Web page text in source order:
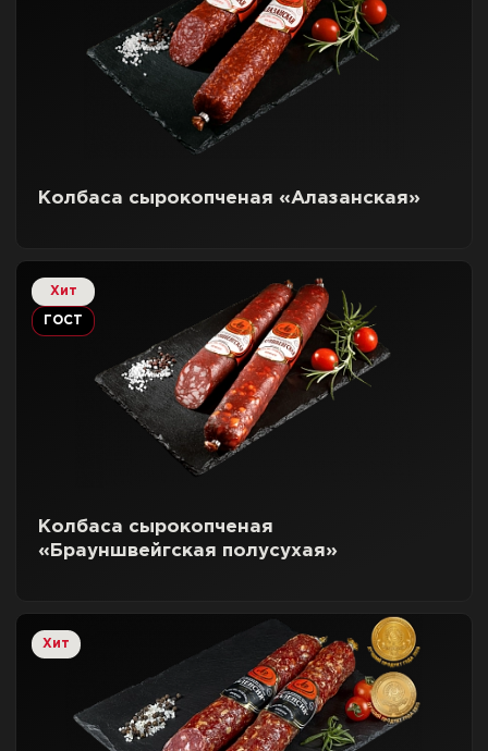
Колбаса сырокопченая «Алазанская»
Хит
ГОСТ
Колбаса сырокопченая
«Брауншвейгская полусухая»
Хит